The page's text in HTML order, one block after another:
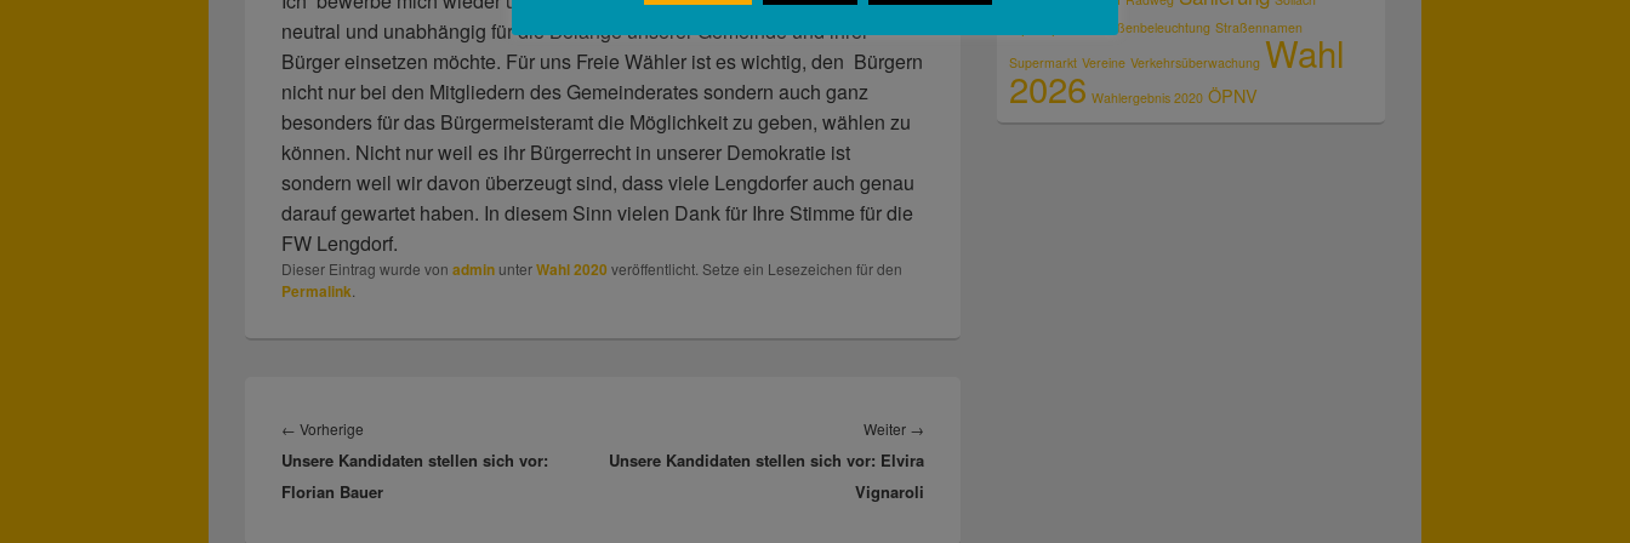
neutral und unabhängig für die Belange unserer Gemeinde und ihrer
Bürger einsetzen möchte. Für uns Freie Wähler ist es wichtig, den Bürgern
nicht nur bei den Mitgliedern des Gemeinderates sondern auch ganz
besonders für das Bürgermeisteramt die Möglichkeit zu geben, wählen zu
können. Nicht nur weil es ihr Bürgerrecht in unserer Demokratie ist
sondern weil wir davon überzeugt sind, dass viele Lengdorfer auch genau
darauf gewartet haben. In diesem Sinn vielen Dank für Ihre Stimme für die
FW Lengdorf.
Dieser Eintrag wurde von admin unterWahl 2020 veröffentlicht. Setze ein Lesezeichen für den
Permalink
← Vorherige
Beitrag:
Unsere Kandidaten stellen sich vor:
Florian Bauer
Weiter →
Unsere Kandidaten stellen sich vor: Elvira
Vignaroli
Straßenbeleuchtung Straßennamen
Supermarkt Vereine Verkehrsüberwachung Wahl
2026 Wahlergebnis 2020 ÖPNV